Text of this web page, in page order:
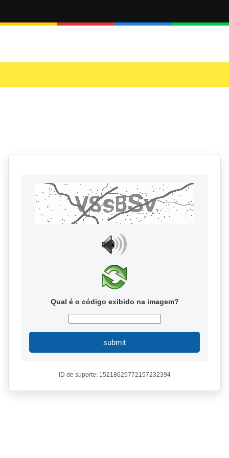
Qual é o código exibido na imagem?
submit
ID de suporte: 15218625772157232394